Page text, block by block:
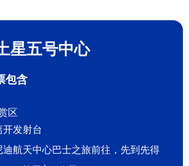
星五号中心
包含
区
开发射台
迪航天中心巴士之旅前往，先到先得